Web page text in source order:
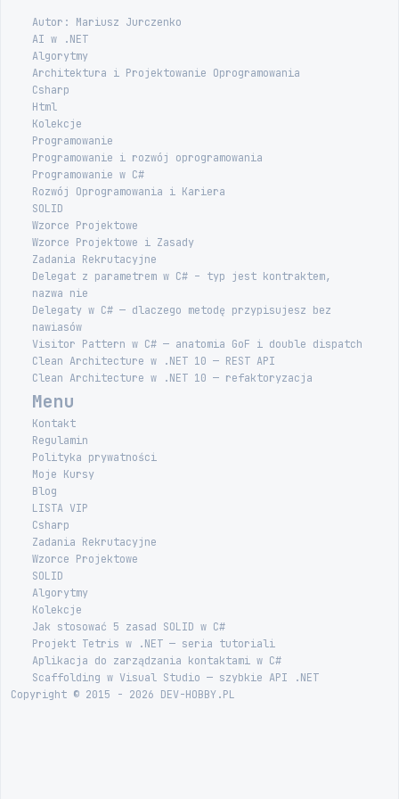
Autor: Mariusz Jurczenko
AI w .NET
Algorytmy
Architektura i Projektowanie Oprogramowania
Csharp
Html
Kolekcje
Programowanie
Programowanie i rozwój oprogramowania
Programowanie w C#
Rozwój Oprogramowania i Kariera
SOLID
Wzorce Projektowe
Wzorce Projektowe i Zasady
Zadania Rekrutacyjne
Delegat z parametrem w C# – typ jest kontraktem,
nazwa nie
Delegaty w C# — dlaczego metodę przypisujesz bez
nawiasów
Visitor Pattern w C# — anatomia GoF i double dispatch
Clean Architecture w .NET 10 — REST API
Clean Architecture w .NET 10 — refaktoryzacja
Menu
Kontakt
Regulamin
Polityka prywatności
Moje Kursy
Blog
LISTA VIP
Csharp
Zadania Rekrutacyjne
Wzorce Projektowe
SOLID
Algorytmy
Kolekcje
Jak stosować 5 zasad SOLID w C#
Projekt Tetris w .NET — seria tutoriali
Aplikacja do zarządzania kontaktami w C#
Scaffolding w Visual Studio — szybkie API .NET
Copyright © 2015 - 2026 DEV-HOBBY.PL